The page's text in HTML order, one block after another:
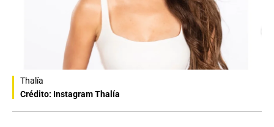
Thalía
Crédito: Instagram Thalía